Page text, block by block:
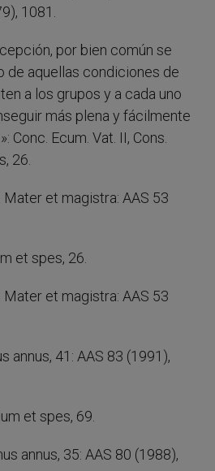
1081.
por bien común se
de aquellas condiciones de
a los grupos y a cada uno
más plena y fácilmente
Conc. Ecum. Vat. II, Cons.
26.
Mater et magistra: AAS 53
et spes, 26.
Mater et magistra: AAS 53
annus, 41: AAS 83 (1991),
et spes, 69.
annus, 35: AAS 80 (1988),